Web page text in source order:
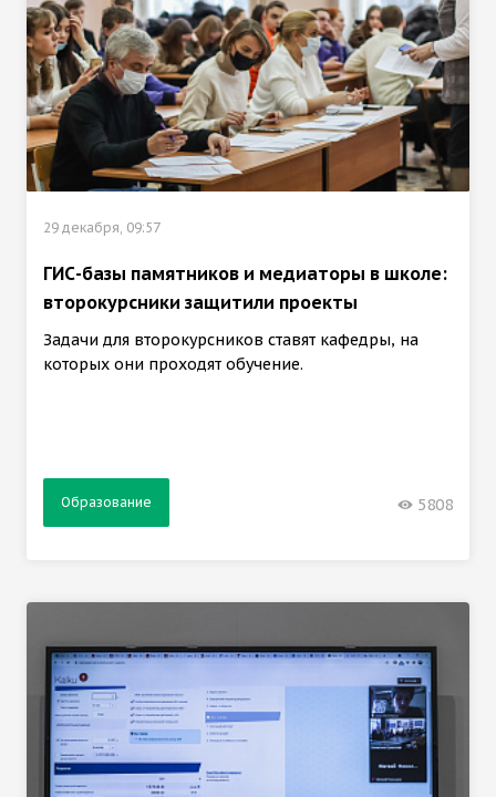
29 декабря, 09:57
ГИС-базы памятников и медиаторы в школе:
второкурсники защитили проекты
Задачи для второкурсников ставят кафедры, на
которых они проходят обучение.
Образование 5808